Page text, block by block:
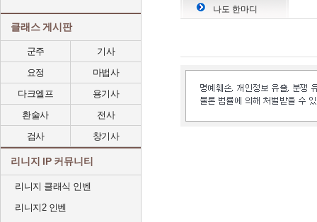
클래스 게시판
군주
기사
요정
마법사
다크엘프
용기사
환술사
전사
검사
창기사
리니지 IP 커뮤니티
리니지 클래식 인벤
리니지2 인벤
나도 한마디